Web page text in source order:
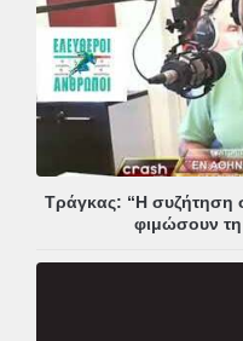
Τράγκας: “Η συζήτηση
φιμώσουν